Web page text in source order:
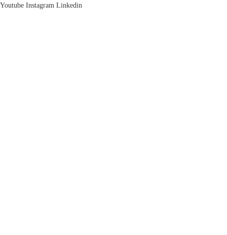
Youtube Instagram Linkedin